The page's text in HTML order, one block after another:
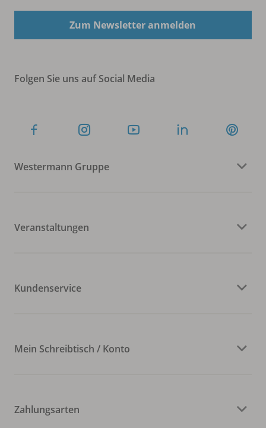
Zum Newsletter anmelden
Folgen Sie uns auf Social Media
Westermann Gruppe
Veranstaltungen
Kundenservice
Mein Schreibtisch / Konto
Zahlungsarten